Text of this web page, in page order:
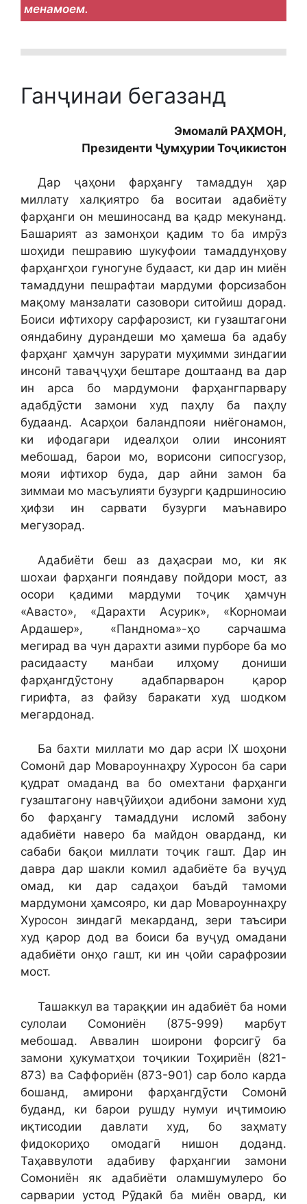
менамоем.
Ганҷинаи бегазанд
Эмомалӣ РАҲМОН,
Президенти Ҷумҳурии Тоҷикистон
Дар ҷаҳони фарҳангу тамаддун ҳар
миллату халқиятро ба воситаи адабиёту
фарҳанги он мешиносанд ва қадр мекунанд.
Башарият аз замонҳои қадим то ба имрӯз
шоҳиди пешравию шукуфоии тамаддунҳову
фарҳангҳои гуногуне будааст, ки дар ин миён
тамаддуни пешрафтаи мардуми форсизабон
мақому манзалати сазовори ситойиш дорад.
Боиси ифтихору сарфарозист, ки гузаштагони
ояндабину дурандеши мо ҳамеша ба адабу
фарҳанг ҳамчун зарурати муҳимми зиндагии
инсонӣ таваҷҷуҳи бештаре доштаанд ва дар
ин арса бо мардумони фарҳангпарвару
адабдӯсти замони худ паҳлу ба паҳлу
будаанд. Асарҳои баландпояи ниёгонамон,
ки ифодагари идеалҳои олии инсоният
мебошад, барои мо, ворисони сипосгузор,
мояи ифтихор буда, дар айни замон ба
зиммаи мо масъулияти бузурги қадршиносию
ҳифзи ин сарвати бузурги маънавиро
мегузорад.
Адабиёти беш аз даҳасраи мо, ки як
шохаи фарҳанги пояндаву пойдори мост, аз
осори қадими мардуми тоҷик ҳамчун
«Авасто», «Дарахти Асурик», «Корномаи
Ардашер», «Панднома»-ҳо сарчашма
мегирад ва чун дарахти азими пурборе ба мо
расидаасту манбаи илҳому дониши
фарҳангдӯстону адабпарварон қарор
гирифта, аз файзу баракати худ шодком
мегардонад.
Ба бахти миллати мо дар асри IX шоҳони
Сомонӣ дар Мовароуннаҳру Хуросон ба сари
қудрат омаданд ва бо омехтани фарҳанги
гузаштагону навҷӯйиҳои адибони замони худ
бо фарҳангу тамаддуни исломӣ забону
адабиёти наверо ба майдон оварданд, ки
сабаби бақои миллати тоҷик гашт. Дар ин
давра дар шакли комил адабиёте ба вуҷуд
омад, ки дар садаҳои баъдӣ тамоми
мардумони ҳамсояро, ки дар Мовароуннаҳру
Хуросон зиндагӣ мекарданд, зери таъсири
худ қарор дод ва боиси ба вуҷуд омадани
адабиёти онҳо гашт, ки ин ҷойи сарафрозии
мост.
Ташаккул ва тараққии ин адабиёт ба номи
сулолаи Сомониён (875-999) марбут
мебошад. Аввалин шоирони форсигӯ ба
замони ҳукуматҳои тоҷикии Тоҳириён (821-
873) ва Саффориён (873-901) сар боло карда
бошанд, амирони фарҳангдӯсти Сомонӣ
буданд, ки барои рушду нумуи иҷтимоию
иқтисодии давлати худ, бо заҳмату
фидокориҳо омодагӣ нишон доданд.
Таҳаввулоти адабиву фарҳангии замони
Сомониён як адабиёти оламшумулеро бо
сарварии устод Рӯдакӣ ба миён овард, ки